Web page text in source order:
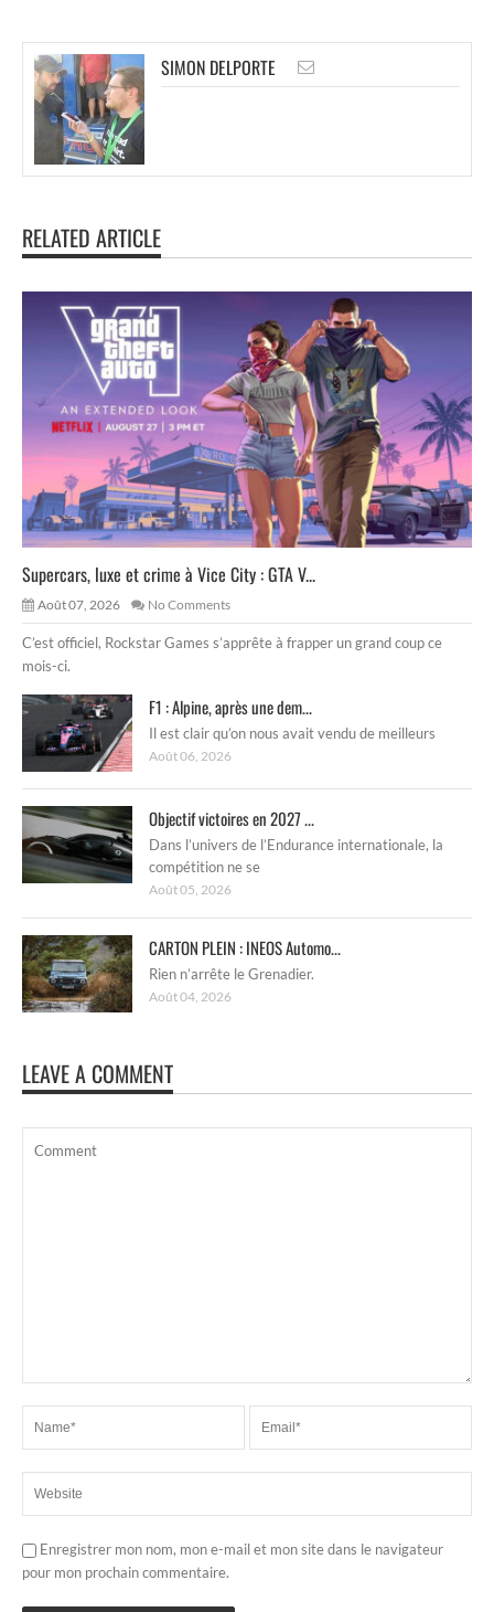
SIMON DELPORTE
RELATED ARTICLE
Supercars, luxe et crime à Vice City : GTA V...
Août 07, 2026 No Comments
C’est officiel, Rockstar Games s’apprête à frapper un grand coup ce
mois-ci.
F1 : Alpine, après une dem...
Il est clair qu’on nous avait vendu de meilleurs
Août 06, 2026
Objectif victoires en 2027 ...
Dans l’univers de l’Endurance internationale, la
compétition ne se
Août 05, 2026
CARTON PLEIN : INEOS Automo...
Rien n’arrête le Grenadier.
Août 04, 2026
LEAVE A COMMENT
Enregistrer mon nom, mon e-mail et mon site dans le navigateur
pour mon prochain commentaire.